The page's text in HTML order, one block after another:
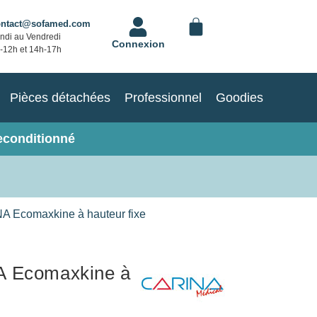
au Vendredi
12h et 14h-17h
Connexion
Pièces détachées Professionnel Goodies
Ecomaxkine à hauteur fixe
Ecomaxkine à